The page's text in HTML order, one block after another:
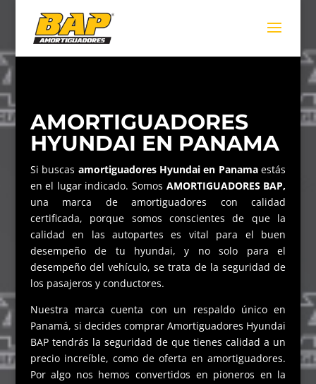
AMORTIGUADORES
HYUNDAI EN PANAMA
Si buscas amortiguadores Hyundai en Panamaestás
en el lugar indicado. Somos AMORTIGUADORES BAP,
una marca de amortiguadores con calidad
certificada, porque somos conscientes de que la
calidad en las autopartes es vital para el buen
desempeño de tu hyundai, y no solo para el
desempeño del vehículo, se trata de la seguridad de
los pasajeros y conductores.
Nuestra marca cuenta con un respaldo único en
Panamá, si decides comprar Amortiguadores Hyundai
BAP tendrás la seguridad de que tienes calidad a un
precio increíble, como de oferta en amortiguadores.
Por algo nos hemos convertidos en pioneros en la